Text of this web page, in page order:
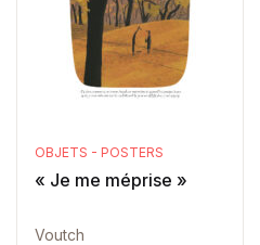
OBJETS - POSTERS
« Je me méprise »
Voutch